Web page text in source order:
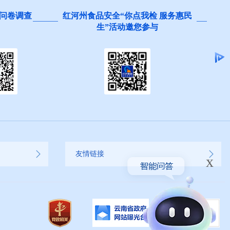
卷调查
红河州食品安全“你点我检 服务惠民
生”活动邀您参与
友情链接 x